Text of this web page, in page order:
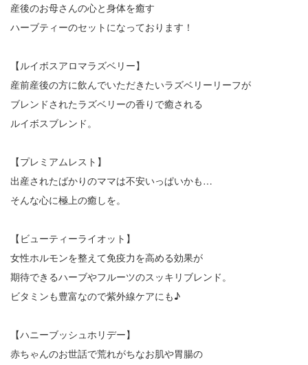
産後のお母さんの心と身体を癒す
ハーブティーのセットになっております！
【ルイボスアロマラズベリー】
産前産後の方に飲んでいただきたいラズベリーリーフが
ブレンドされたラズベリーの香りで癒される
ルイボスブレンド。
【プレミアムレスト】
出産されたばかりのママは不安いっぱいかも…
そんな心に極上の癒しを。
【ビューティーライオット】
女性ホルモンを整えて免疫力を高める効果が
期待できるハーブやフルーツのスッキリブレンド。
ビタミンも豊富なので紫外線ケアにも♪
【ハニーブッシュホリデー】
赤ちゃんのお世話で荒れがちなお肌や胃腸の